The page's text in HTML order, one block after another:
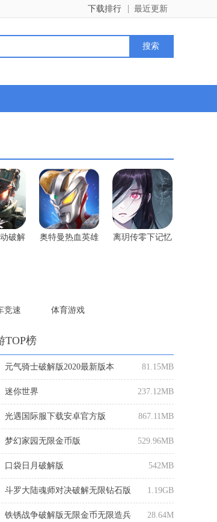
最近更新
下载排行
破解
奥特曼热血英雄
离玥传零下记忆
竞速 体育游戏
TOP榜
元气骑士破解版2020最新版本 81.15MB
迷你世界 237.12MB
光遇国际服下载安卓官方版 867.11MB
梦幻家园无限金币版 529.96MB
口袋日月破解版 542MB
斗罗大陆魂师对决破解无限钻石版 1.19GB
铁锈战争破解版无限金币无限造兵
28.64M